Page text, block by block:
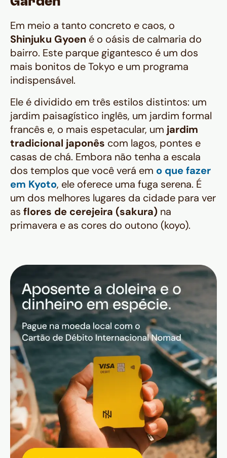
Em meio a tanto concreto e caos, o
Shinjuku Gyoen é o oásis de calmaria do
bairro. Este parque gigantesco é um dos
mais bonitos de Tokyo e um programa
indispensável.
Ele é dividido em três estilos distintos: um
jardim paisagístico inglês, um jardim formal
francês e, o mais espetacular, um jardim
tradicional japonês com lagos, pontes e
casas de chá. Embora não tenha a escala
dos templos que você verá em o que fazer
em Kyoto, ele oferece uma fuga serena. É
um dos melhores lugares da cidade para ver
as flores de cerejeira (sakura) na
primavera e as cores do outono (koyo).